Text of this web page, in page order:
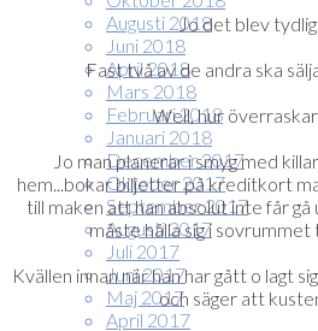
Augusti 2018
Juni 2018
April 2018
Mars 2018
Februari 2018
Januari 2018
December 2017
Oktober 2017
September 2017
Augusti 2017
Juli 2017
Juni 2017
Maj 2017
April 2017
Jo det blev
Fast två av de andra ska
Well, hur överraskar
Jo man planerar i smyg med
hem...bokar biljetter på kreditkort
till maken att han absolut inte får
måste hålla sig i sovrummet
Kvällen innan när han har gått o lagt
och säger att